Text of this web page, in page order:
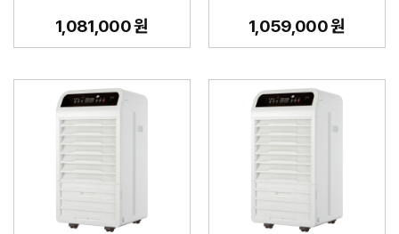
1,081,000 원 1,059,000 원